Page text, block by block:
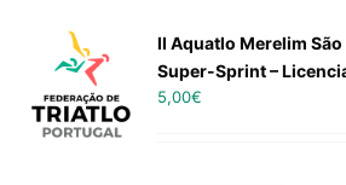
II Aquatlo Merelim São
Super-Sprint –
5,00€